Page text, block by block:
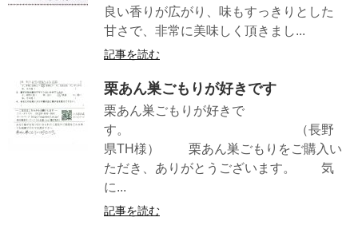
良い香りが広がり、味もすっきりとした
甘さで、非常に美味しく頂きまし...
記事を読む
栗あん巣ごもりが好きです
栗あん巣ごもりが好きで
す。 （長野
県TH様） 栗あん巣ごもりをご購入い
ただき、ありがとうございます。 気
に...
記事を読む